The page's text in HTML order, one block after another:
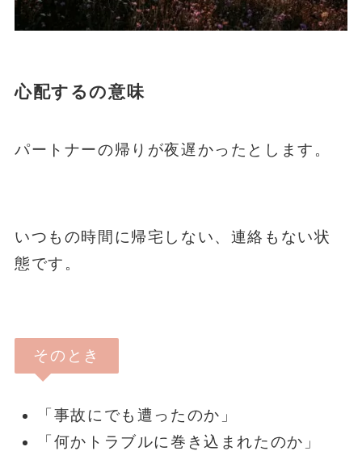
心配するの意味
パートナーの帰りが夜遅かったとします。
いつもの時間に帰宅しない、連絡もない状
態です。
そのとき
「事故にでも遭ったのか」
「何かトラブルに巻き込まれたのか」